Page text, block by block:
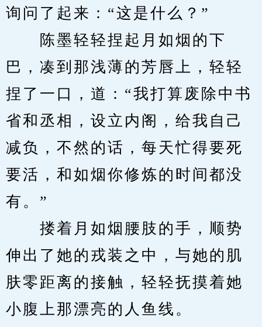
询问了起来：“这是什么？”
陈墨轻轻捏起月如烟的下
巴，凑到那浅薄的芳唇上，轻轻
捏了一口，道：“我打算废除中书
省和丞相，设立内阁，给我自己
减负，不然的话，每天忙得要死
要活，和如烟你修炼的时间都没
有。”
搂着月如烟腰肢的手，顺势
伸出了她的戎装之中，与她的肌
肤零距离的接触，轻轻抚摸着她
小腹上那漂亮的人鱼线。